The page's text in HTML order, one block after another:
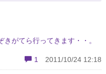
がてら行ってきます・・。
1 2011/10/24 12:18